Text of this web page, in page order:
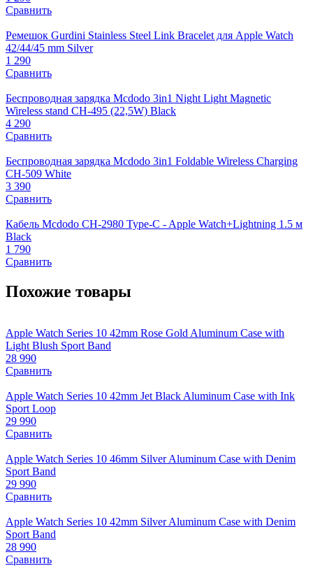
Сравнить
Ремешок Gurdini Stainless Steel Link Bracelet для Apple Watch
42/44/45 mm Silver
1 290
Сравнить
Беспроводная зарядка Mcdodo 3in1 Night Light Magnetic
Wireless stand CH-495 (22,5W) Black
4 290
Сравнить
Беспроводная зарядка Mcdodo 3in1 Foldable Wireless Charging
CH-509 White
3 390
Сравнить
Кабель Mcdodo CH-2980 Type-C - Apple Watch+Lightning 1.5 м
Black
1 790
Сравнить
Похожие товары
Apple Watch Series 10 42mm Rose Gold Aluminum Case with
Light Blush Sport Band
28 990
Сравнить
Apple Watch Series 10 42mm Jet Black Aluminum Case with Ink
Sport Loop
29 990
Сравнить
Apple Watch Series 10 46mm Silver Aluminum Case with Denim
Sport Band
29 990
Сравнить
Apple Watch Series 10 42mm Silver Aluminum Case with Denim
Sport Band
28 990
Сравнить